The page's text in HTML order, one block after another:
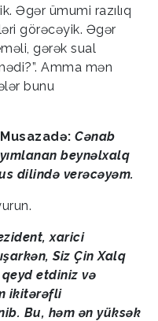
Əgər ümumi razılıq
görəcəyik. Əgər
gərək sual
Amma mən
bunu
Cənab
beynəlxalq
dilində verəcəyəm.
xarici
Siz Çin Xalq
qeyd etdiniz və
ikitərəfli
Bu, həm ən yüksək